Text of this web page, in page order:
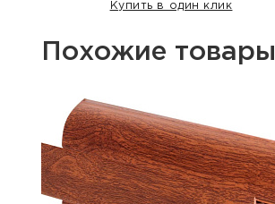
Купить в один клик
Похожие товары